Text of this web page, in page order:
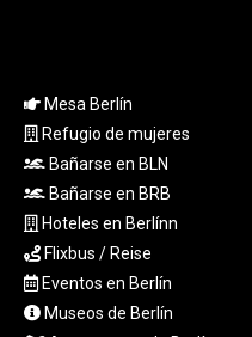
Mesa Berlín
Refugio de mujeres
Bañarse en BLN
Bañarse en BRB
Hoteles en Berlínn
Flixbus / Reise
Eventos en Berlín
Museos de Berlín